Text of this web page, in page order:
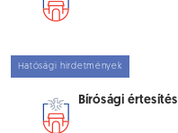
Hatósági hirdetmények
Bírósági értesítés